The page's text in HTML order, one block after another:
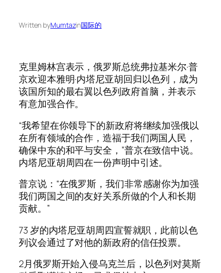
Written byMumtazin国际的
克里姆林宫表示，俄罗斯总统弗拉基米尔·普
京欢迎本雅明·内塔尼亚胡回归以色列，成为
该国所知的最右翼以色列政府首脑，并表示
有意加强合作。
“我希望在你领导下的新政府将继续加强俄以
在所有领域的合作，造福于我们两国人民，
确保中东的和平与安全，”普京在致信中说。
内塔尼亚胡周四在一份声明中引述。
普京说：“在俄罗斯，我们非常感谢你为加强
我们两国之间的友好关系所做的个人和长期
贡献。”
73 岁的内塔尼亚胡周四宣誓就职，此前以色
列议会通过了对他的新政府的信任投票。
2月俄罗斯开始入侵乌克兰后，以色列对莫斯